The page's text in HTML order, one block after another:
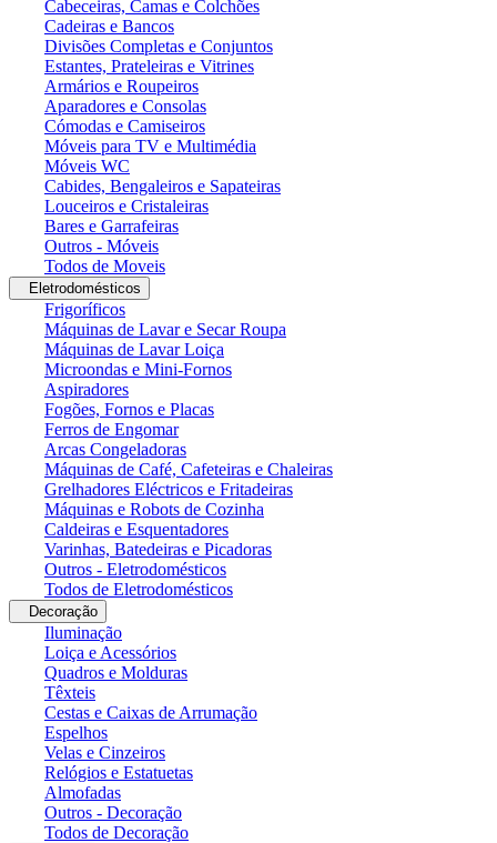
Cabeceiras, Camas e Colchões
Cadeiras e Bancos
Divisões Completas e Conjuntos
Estantes, Prateleiras e Vitrines
Armários e Roupeiros
Aparadores e Consolas
Cómodas e Camiseiros
Móveis para TV e Multimédia
Móveis WC
Cabides, Bengaleiros e Sapateiras
Louceiros e Cristaleiras
Bares e Garrafeiras
Outros - Móveis
Todos de Moveis
Eletrodomésticos
Frigoríficos
Máquinas de Lavar e Secar Roupa
Máquinas de Lavar Loiça
Microondas e Mini-Fornos
Aspiradores
Fogões, Fornos e Placas
Ferros de Engomar
Arcas Congeladoras
Máquinas de Café, Cafeteiras e Chaleiras
Grelhadores Eléctricos e Fritadeiras
Máquinas e Robots de Cozinha
Caldeiras e Esquentadores
Varinhas, Batedeiras e Picadoras
Outros - Eletrodomésticos
Todos de Eletrodomésticos
Decoração
Iluminação
Loiça e Acessórios
Quadros e Molduras
Têxteis
Cestas e Caixas de Arrumação
Espelhos
Velas e Cinzeiros
Relógios e Estatuetas
Almofadas
Outros - Decoração
Todos de Decoração